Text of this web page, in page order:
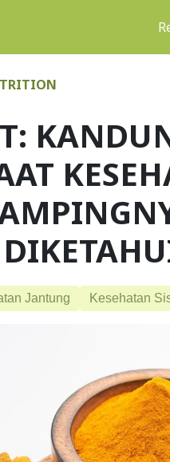
Jantung Kesehatan